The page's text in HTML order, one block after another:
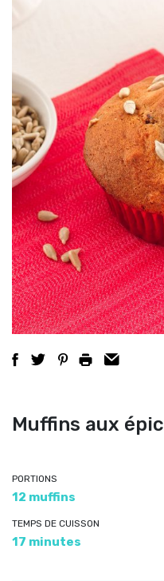
Muffins aux
PORTIONS
12 muffins
TEMPS DE CUISSON
17 minutes